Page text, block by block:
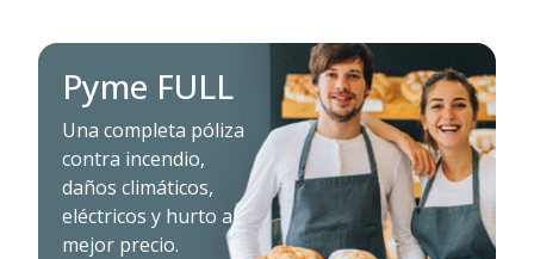
Pyme FULL
Una completa póliza
contra incendio,
daños climáticos,
eléctricos y hurto al
mejor precio.